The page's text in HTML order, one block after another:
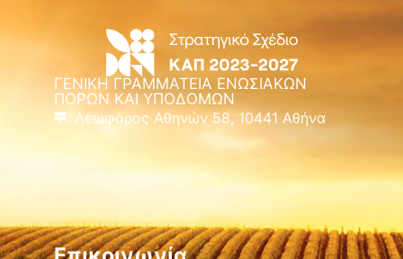
ΓΕΝΙΚΗ ΓΡΑΜΜΑΤΕΙΑ ΕΝΩΣΙΑΚΩΝ
ΠΟΡΩΝ ΚΑΙ ΥΠΟΔΟΜΩΝ
Λεωφόρος Αθηνών 58, 10441 Αθήνα